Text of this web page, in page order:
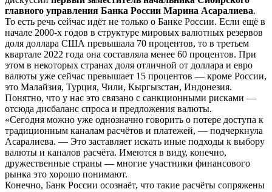
главного управления Банка России Марина Асаралиева.
То есть речь сейчас идёт не только о Банке России. Если ещё в
начале 2000-х годов в структуре мировых валютных резервов
доля доллара США превышала 70 процентов, то в третьем
квартале 2022 года она составляла менее 60 процентов. При
этом в некоторых странах доля отличной от доллара и евро
валюты уже сейчас превышает 15 процентов — кроме России,
это Малайзия, Турция, Чили, Кыргызстан, Индонезия.
Понятно, что у нас это связано с санкционными рисками —
отсюда дисбаланс спроса и предложения валюты.
«Сегодня можно уже однозначно говорить о потере доступа к
традиционным каналам расчётов и платежей, — подчеркнула
Асаралиева. — Это заставляет искать иные подходы к выбору
валюты и каналов расчёта. Имеются в виду, конечно,
дружественные страны — многие участники финансового
рынка это хорошо понимают.
Конечно, Банк России осознаёт, что такие расчёты сопряжены